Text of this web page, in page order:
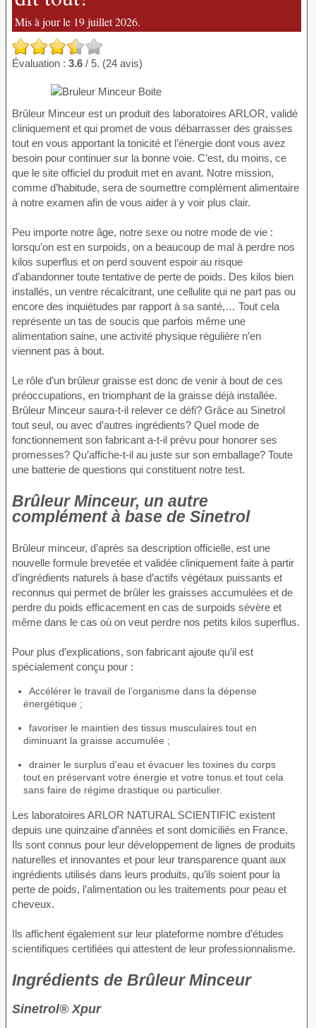
Mis à jour le 19 juillet 2026.
Évaluation : 3.6 / 5. (24 avis)
Brûleur Minceur est un produit des laboratoires ARLOR, validé
cliniquement et qui promet de vous débarrasser des graisses
tout en vous apportant la tonicité et l’énergie dont vous avez
besoin pour continuer sur la bonne voie. C’est, du moins, ce
que le site officiel du produit met en avant. Notre mission,
comme d’habitude, sera de soumettre complément alimentaire
à notre examen afin de vous aider à y voir plus clair.
Peu importe notre âge, notre sexe ou notre mode de vie :
lorsqu’on est en surpoids, on a beaucoup de mal à perdre nos
kilos superflus et on perd souvent espoir au risque
d’abandonner toute tentative de perte de poids. Des kilos bien
installés, un ventre récalcitrant, une cellulite qui ne part pas ou
encore des inquiétudes par rapport à sa santé,… Tout cela
représente un tas de soucis que parfois même une
alimentation saine, une activité physique régulière n’en
viennent pas à bout.
Le rôle d’un brûleur graisse est donc de venir à bout de ces
préoccupations, en triomphant de la graisse déjà installée.
Brûleur Minceur saura-t-il relever ce défi? Grâce au Sinetrol
tout seul, ou avec d’autres ingrédients? Quel mode de
fonctionnement son fabricant a-t-il prévu pour honorer ses
promesses? Qu’affiche-t-il au juste sur son emballage? Toute
une batterie de questions qui constituent notre test.
Brûleur Minceur, un autre
complément à base de Sinetrol
Brûleur minceur, d’après sa description officielle, est une
nouvelle formule brevetée et validée cliniquement faite à partir
d’ingrédients naturels à base d’actifs végétaux puissants et
reconnus qui permet de brûler les graisses accumulées et de
perdre du poids efficacement en cas de surpoids sévère et
même dans le cas où on veut perdre nos petits kilos superflus.
Pour plus d’explications, son fabricant ajoute qu’il est
spécialement conçu pour :
Accélérer le travail de l’organisme dans la dépense
énergétique ;
favoriser le maintien des tissus musculaires tout en
diminuant la graisse accumulée ;
drainer le surplus d’eau et évacuer les toxines du corps
tout en préservant votre énergie et votre tonus et tout cela
sans faire de régime drastique ou particulier.
Les laboratoires ARLOR NATURAL SCIENTIFIC existent
depuis une quinzaine d’années et sont domiciliés en France.
Ils sont connus pour leur développement de lignes de produits
naturelles et innovantes et pour leur transparence quant aux
ingrédients utilisés dans leurs produits, qu’ils soient pour la
perte de poids, l’alimentation ou les traitements pour peau et
cheveux.
Ils affichent également sur leur plateforme nombre d’études
scientifiques certifiées qui attestent de leur professionnalisme.
Ingrédients de Brûleur Minceur
Sinetrol® Xpur